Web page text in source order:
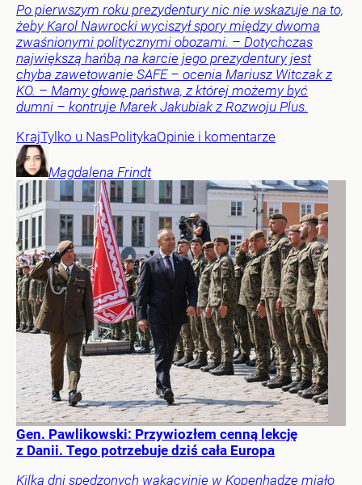
Po pierwszym roku prezydentury nic nie wskazuje na to,
żeby Karol Nawrocki wyciszył spory między dwoma
zwaśnionymi politycznymi obozami. – Dotychczas
największą hańbą na karcie jego prezydentury jest
chyba zawetowanie SAFE – ocenia Mariusz Witczak z
KO. – Mamy głowę państwa, z której możemy być
dumni – kontruje Marek Jakubiak z Rozwoju Plus.
KrajTylko u NasPolitykaOpinie i komentarze
Magdalena Frindt
Gen. Pawlikowski: Przywiozłem cenną lekcję
z Danii. Tego potrzebuje dziś cała Europa
Kilka dni spędzonych wakacyjnie w Kopenhadze miało